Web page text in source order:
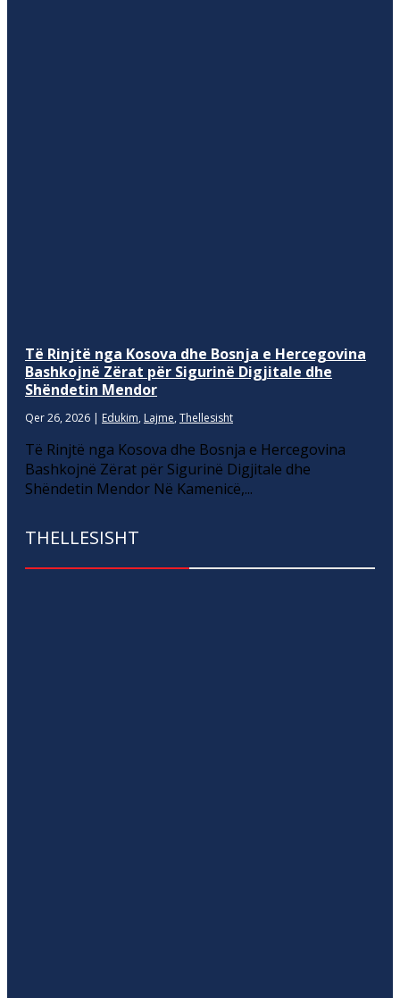
Të Rinjtë nga Kosova dhe Bosnja e Hercegovina
Bashkojnë Zërat për Sigurinë Digjitale dhe
Shëndetin Mendor
Qer 26, 2026 | Edukim, Lajme, Thellesisht
Të Rinjtë nga Kosova dhe Bosnja e Hercegovina
Bashkojnë Zërat për Sigurinë Digjitale dhe
Shëndetin Mendor Në Kamenicë,...
THELLESISHT